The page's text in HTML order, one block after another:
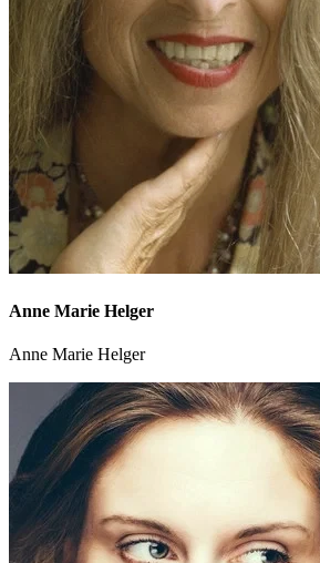
Anne Marie Helger
Anne Marie Helger